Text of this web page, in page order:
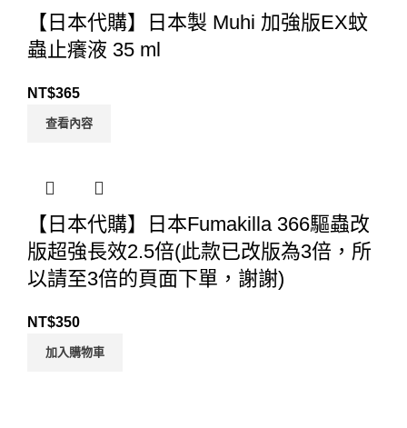
【日本代購】日本製 Muhi 加強版EX蚊
蟲止癢液 35 ml
NT$365
查看內容
【日本代購】日本Fumakilla 366驅蟲改
版超強長效2.5倍(此款已改版為3倍，所
以請至3倍的頁面下單，謝謝)
NT$350
加入購物車